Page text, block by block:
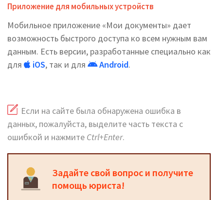
Приложение для мобильных устройств
Мобильное приложение «Мои документы» дает
возможность быстрого доступа ко всем нужным вам
данным. Есть версии, разработанные специально как
для
iOS, так и для Android.
Если на сайте была обнаружена ошибка в
данных, пожалуйста, выделите часть текста с
ошибкой и нажмите Ctrl+Enter.
Задайте свой вопрос и получите
помощь юриста!